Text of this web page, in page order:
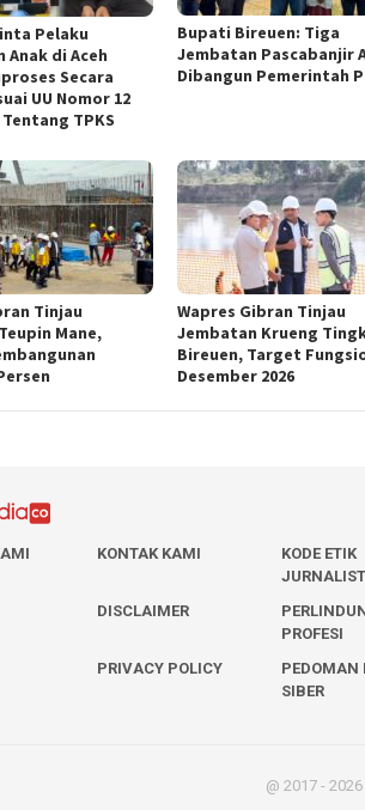
Pelaku
Anak di Aceh
Secara
UU Nomor 12
Tentang TPKS
Bupati Bireuen: Tiga
Jembatan Pascabanjir
Dibangun Pemerintah
Tinjau
Mane,
Wapres Gibran Tinjau
Jembatan Krueng
Bireuen, Target
Desember 2026
KONTAK KAMI
KODE ETIK
DISCLAIMER
PROFESI
PRIVACY POLICY
PEDOMAN
SIBER
@ 2017 -